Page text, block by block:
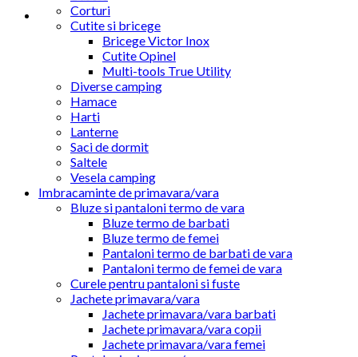
Corturi
Cutite si bricege
Bricege Victor Inox
Cutite Opinel
Multi-tools True Utility
Diverse camping
Hamace
Harti
Lanterne
Saci de dormit
Saltele
Vesela camping
Imbracaminte de primavara/vara
Bluze si pantaloni termo de vara
Bluze termo de barbati
Bluze termo de femei
Pantaloni termo de barbati de vara
Pantaloni termo de femei de vara
Curele pentru pantaloni si fuste
Jachete primavara/vara
Jachete primavara/vara barbati
Jachete primavara/vara copii
Jachete primavara/vara femei